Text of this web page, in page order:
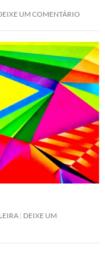
UM COMENTÁRIO
DEIXE UM